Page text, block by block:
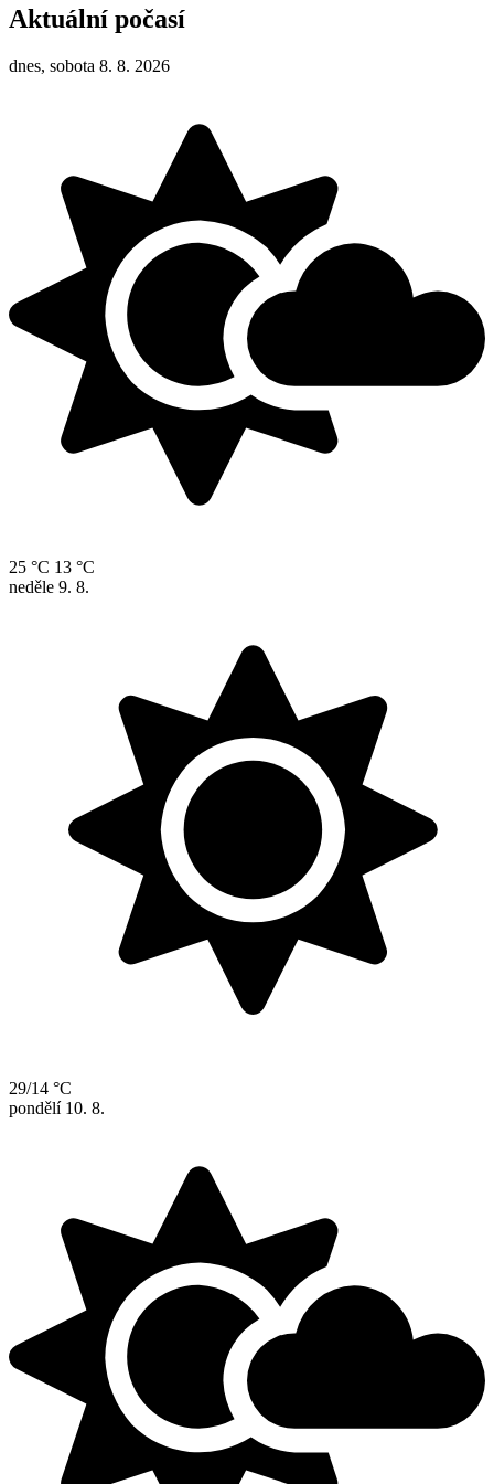
Aktuální počasí
dnes, sobota 8. 8. 2026
25 °C 13 °C
neděle 9. 8.
29/14 °C
pondělí 10. 8.